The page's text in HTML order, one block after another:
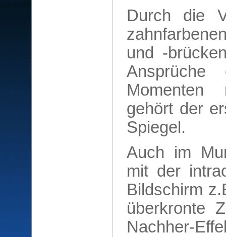
Durch die
und -
Momenten
gehört der
Spiegel.
Auch im
mit der
Bildschirm
überkronte
Nachher-